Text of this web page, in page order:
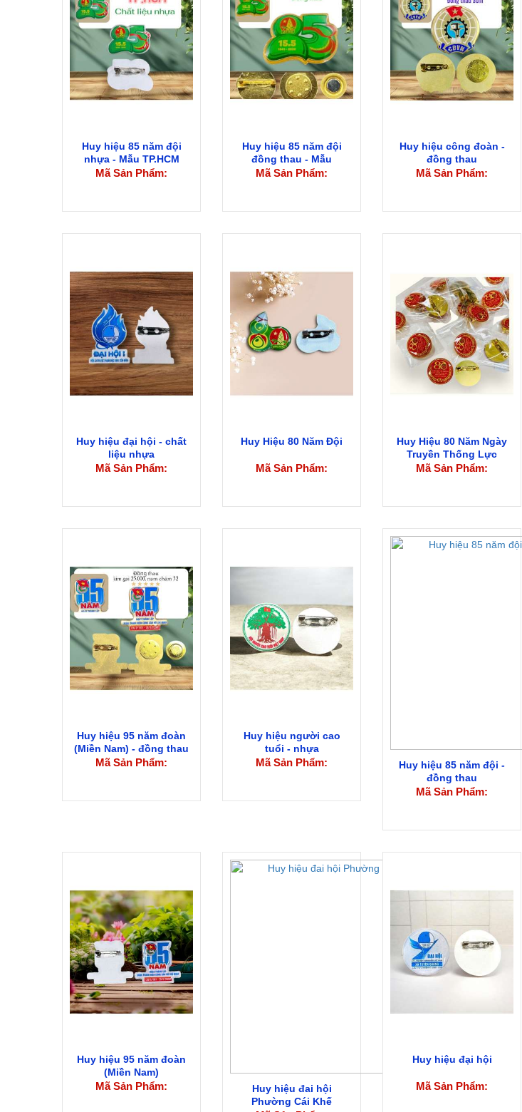
Huy hiệu 85 năm đội
nhựa - Mẫu TP.HCM
Mã Sản Phẩm:
Huy hiệu 85 năm đội
đồng thau - Mẫu
TP.HCM
Mã Sản Phẩm:
Huy hiệu công đoàn -
đồng thau
Mã Sản Phẩm:
Huy hiệu đại hội - chất
liệu nhựa
Mã Sản Phẩm:
Huy Hiệu 80 Năm Đội
Mã Sản Phẩm:
Huy Hiệu 80 Năm Ngày
Truyền Thống Lực
Lượng...
Mã Sản Phẩm:
Huy hiệu 95 năm đoàn
(Miền Nam) - đồng thau
Mã Sản Phẩm:
Huy hiệu người cao
tuổi - nhựa
Mã Sản Phẩm:
Huy hiệu 85 năm đội -
đồng thau
Mã Sản Phẩm:
Huy hiệu 95 năm đoàn
(Miền Nam)
Mã Sản Phẩm:
Huy hiệu đai hội
Phường Cái Khế
Huy hiệu đại hội
Mã Sản Phẩm: